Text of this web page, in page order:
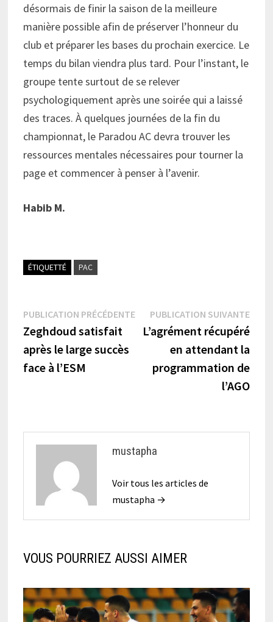
désormais de finir la saison de la meilleure
manière possible afin de préserver l’honneur du
club et préparer les bases du prochain exercice. Le
temps du bilan viendra plus tard. Pour l’instant, le
groupe tente surtout de se relever
psychologiquement après une soirée qui a laissé
des traces. À quelques journées de la fin du
championnat, le Paradou AC devra trouver les
ressources mentales nécessaires pour tourner la
page et commencer à penser à l’avenir.
Habib M.
ÉTIQUETTÉ PAC
Navigation
de
l’article
PUBLICATION PRÉCÉDENTEPublication
précédente :
Zeghdoud satisfait
après le large succès
face à l’ESM
PUBLICATION SUIVANTE
L’agrément récupéré
en attendant la
programmation de
l’AGO
mustapha
Voir tous les articles de
mustapha →
VOUS POURRIEZ AUSSI AIMER